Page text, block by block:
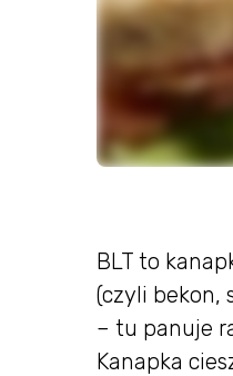
BLT to
(czyli bekon,
– tu panuje
Kanapka